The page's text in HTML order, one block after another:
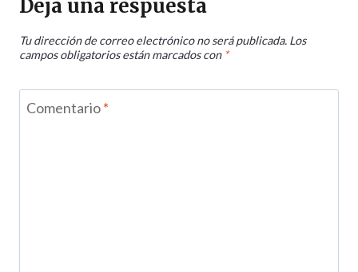
Deja una respuesta
Tu dirección de correo electrónico no será publicada. Los
campos obligatorios están marcados con *
Comentario*